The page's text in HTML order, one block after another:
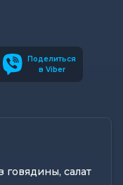
Поделиться
в Viber
говядины, салат